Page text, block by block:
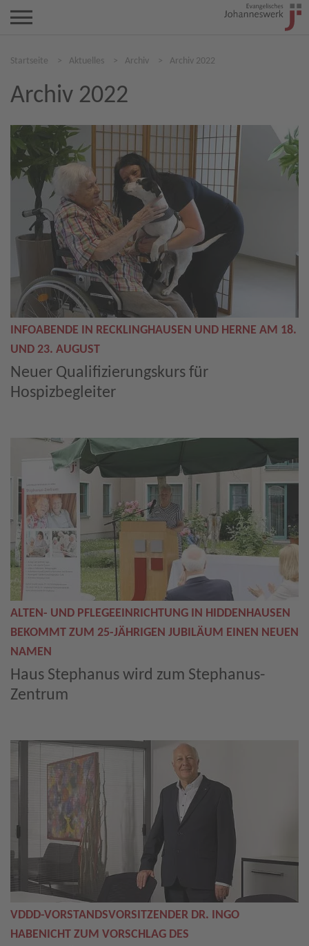
Startseite > Aktuelles > Archiv > Archiv 2022
Archiv 2022
INFOABENDE IN RECKLINGHAUSEN UND HERNE AM 18.
UND 23. AUGUST
Neuer Qualifizierungskurs für
Hospizbegleiter
ALTEN- UND PFLEGEEINRICHTUNG IN HIDDENHAUSEN
BEKOMMT ZUM 25-JÄHRIGEN JUBILÄUM EINEN NEUEN
NAMEN
Haus Stephanus wird zum Stephanus-
Zentrum
VDDD-VORSTANDSVORSITZENDER DR. INGO
HABENICHT ZUM VORSCHLAG DES